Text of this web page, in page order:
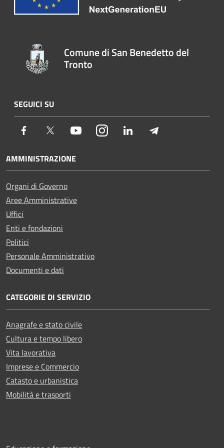
Comune di San Benedetto del
Tronto
SEGUICI SU
Facebook Twitter YoutubeInstagramLinkedIn
AMMINISTRAZIONE
Organi di Governo
Aree Amministrative
Uffici
Enti e fondazioni
Politici
Personale Amministrativo
Documenti e dati
CATEGORIE DI SERVIZIO
Anagrafe e stato civile
Cultura e tempo libero
Vita lavorativa
Imprese e Commercio
Catasto e urbanistica
Mobilità e trasporti